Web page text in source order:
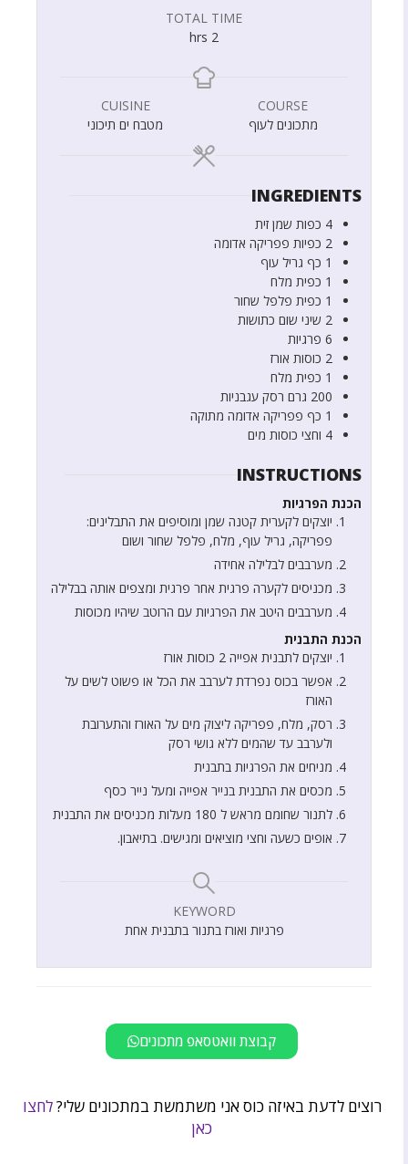
TOTAL TIME
2
hrs
COURSE
מתכונים לעוף
CUISINE
מטבח ים תיכוני
INGREDIENTS
4 כפות שמן זית
2 כפיות פפריקה אדומה
1 כף גריל עוף
1 כפית מלח
1 כפית פלפל שחור
2 שיני שום כתושות
6 פרגיות
2 כוסות אורז
1 כפית מלח
200 גרם רסק עגבניות
1 כף פפריקה אדומה מתוקה
4 וחצי
כוסות מים
INSTRUCTIONS
הכנת הפרגיות
יוצקים לקערית קטנה שמן ומוסיפים את התבלינים:
פפריקה, גריל עוף, מלח, פלפל שחור ושום
מערבבים לבלילה אחידה
מכניסים לקערה פרגית אחר פרגית ומצפים אותה בבלילה
מערבבים היטב את הפרגיות עם הרוטב שיהיו מכוסות
הכנת התבנית
יוצקים לתבנית אפייה 2 כוסות אורז
אפשר בכוס נפרדת לערבב את הכל או פשוט לשים על
האורז
רסק, מלח, פפריקה ליצוק מים על האורז והתערובת
ולערבב עד שהמים ללא גושי רסק
מניחים את הפרגיות בתבנית
מכסים את התבנית בנייר אפייה ומעל נייר כסף
לתנור שחומם מראש ל 180 מעלות מכניסים את התבנית
אופים כשעה וחצי מוציאים ומגישים. בתיאבון.
KEYWORD
פרגיות ואורז בתנור בתבנית אחת
קבוצת וואטסאפ מתכונים
רוצים לדעת באיזה כוס אני משתמשת במתכונים שלי?לחצו
כאן